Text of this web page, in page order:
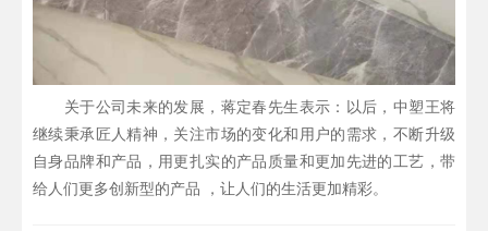
关于公司未来的发展，蒋定春先生表示：以后，中塑王将
继续秉承匠人精神，关注市场的变化和用户的需求，不断升级
自身品牌和产品，用更扎实的产品质量和更加先进的工艺，带
给人们更多创新型的产品 ，让人们的生活更加精彩。